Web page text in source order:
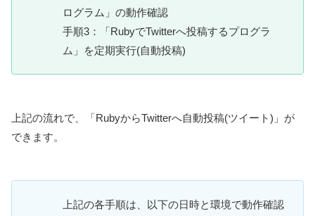
ログラム」の動作確認
手順3：「RubyでTwitterへ投稿するプログラ
ム」を定期実行(自動投稿)
上記の流れで、「RubyからTwitterへ自動投稿(ツイート)」が
できます。
上記の各手順は、以下の日時と環境で動作確認